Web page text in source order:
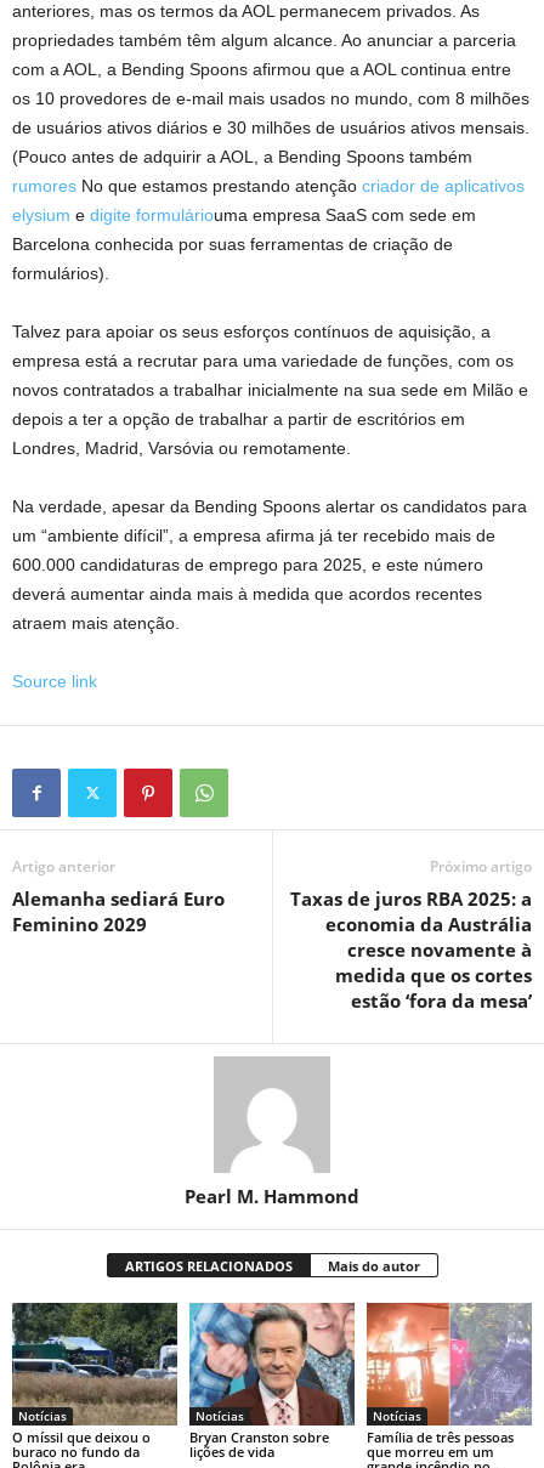
anteriores, mas os termos da AOL permanecem privados. As
propriedades também têm algum alcance. Ao anunciar a parceria
com a AOL, a Bending Spoons afirmou que a AOL continua entre
os 10 provedores de e-mail mais usados ​​no mundo, com 8 milhões
de usuários ativos diários e 30 milhões de usuários ativos mensais.
(Pouco antes de adquirir a AOL, a Bending Spoons também
rumores No que estamos prestando atenção criador de aplicativos
elysium e digite formuláriouma empresa SaaS com sede em
Barcelona conhecida por suas ferramentas de criação de
formulários).
Talvez para apoiar os seus esforços contínuos de aquisição, a
empresa está a recrutar para uma variedade de funções, com os
novos contratados a trabalhar inicialmente na sua sede em Milão e
depois a ter a opção de trabalhar a partir de escritórios em
Londres, Madrid, Varsóvia ou remotamente.
Na verdade, apesar da Bending Spoons alertar os candidatos para
um “ambiente difícil”, a empresa afirma já ter recebido mais de
600.000 candidaturas de emprego para 2025, e este número
deverá aumentar ainda mais à medida que acordos recentes
atraem mais atenção.
Source link
Artigo anterior
Alemanha sediará Euro
Feminino 2029
Próximo artigo
Taxas de juros RBA 2025: a
economia da Austrália
cresce novamente à
medida que os cortes
estão ‘fora da mesa’
Pearl M. Hammond
ARTIGOS RELACIONADOS Mais do autor
Notícias
O míssil que deixou o
buraco no fundo da
Notícias
Bryan Cranston sobre
lições de vida
Notícias
Família de três pessoas
que morreu em um